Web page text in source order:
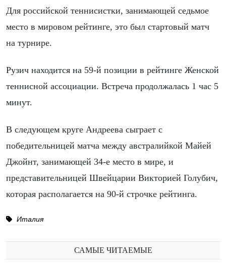
Для российской теннисистки, занимающей седьмое
место в мировом рейтинге, это был стартовый матч
на турнире.
Рузич находится на 59-й позиции в рейтинге Женской
теннисной ассоциации. Встреча продолжалась 1 час 5
минут.
В следующем круге Андреева сыграет с
победительницей матча между австралийкой Майей
Джойнт, занимающей 34-е место в мире, и
представительницей Швейцарии Викторией Голубич,
которая располагается на 90-й строчке рейтинга.
Италия
САМЫЕ ЧИТАЕМЫЕ